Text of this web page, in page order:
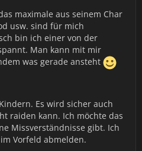
maximale aus seinem Char
usw. sind für mich
bin ich einer von der
Man kann mit mir
was gerade ansteht
Es wird sicher auch
raiden kann. Ich möchte das
Missverständnisse gibt. Ich
Vorfeld abmelden.